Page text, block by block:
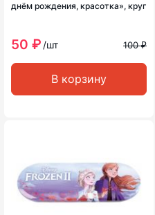
днём рождения, красотка», круг
50 ₽ /шт 100 ₽
В корзину